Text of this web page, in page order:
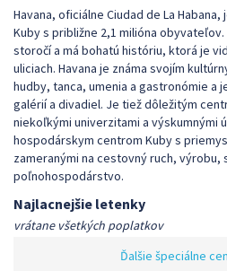
Havana, oficiálne Ciudad de La
Kuby s približne 2,1 milióna obyvateľov.
storočí a má bohatú históriu, ktorá je
uliciach. Havana je známa svojím
hudby, tanca, umenia a gastronómie a
galérií a divadiel. Je tiež dôležitým
niekoľkými univerzitami a výskumnými
hospodárskym centrom Kuby s
zameranými na cestovný ruch, výrobu,
poľnohospodárstvo.
Najlacnejšie letenky
vrátane všetkých poplatkov
Ďalšie špeciálne